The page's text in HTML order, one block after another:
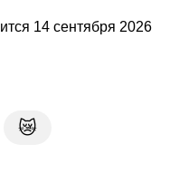
14 сентября 2026
😿